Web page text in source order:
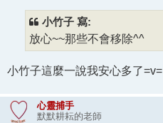
小竹子 寫:
放心~~那些不會移除^^
小竹子這麼一說我安心多了=v=
心靈捕手
默默耕耘的老師